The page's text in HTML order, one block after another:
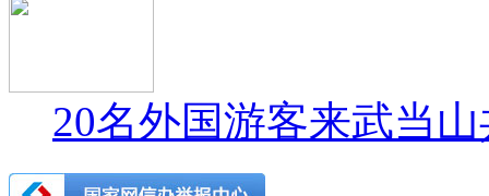
20名外国游客来武当